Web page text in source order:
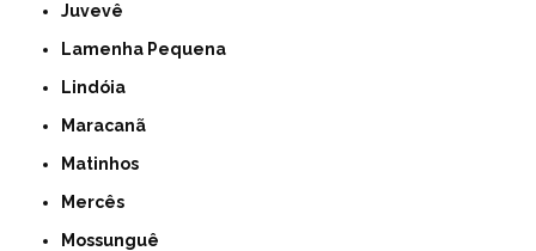
Juvevê
Lamenha Pequena
Lindóia
Maracanã
Matinhos
Mercês
Mossunguê